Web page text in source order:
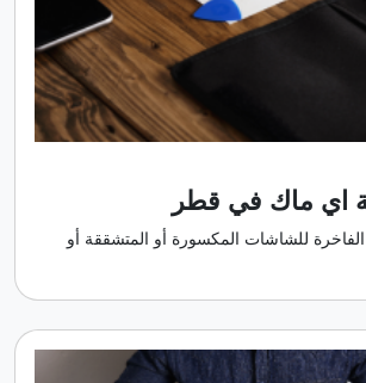
اي ماك في قطر
للشاشات المكسورة أو المتشققة أو